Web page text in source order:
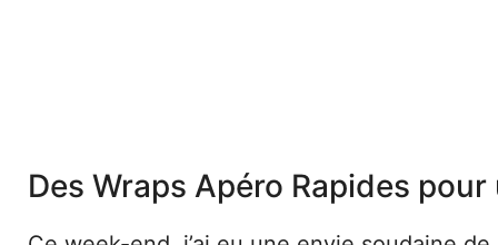
Des Wraps Apéro Rapides